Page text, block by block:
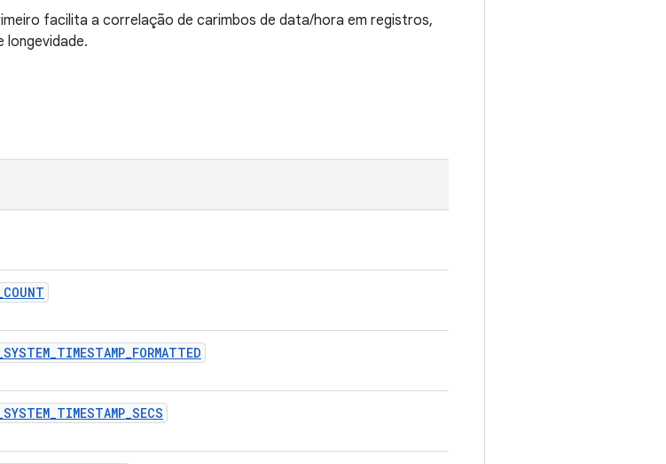
facilita a correlação de carimbos de data/hora em registros,
longevidade.
COUNT
SYSTEM_TIMESTAMP_FORMATTED
SYSTEM_TIMESTAMP_SECS